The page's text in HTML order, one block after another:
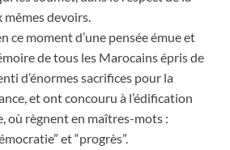
devoirs.
ce moment d’une pensée émue et
de tous les Marocains épris de
d’énormes sacrifices pour la
et ont concouru à l’édification
où règnent en maîtres-mots :
et “progrès”.